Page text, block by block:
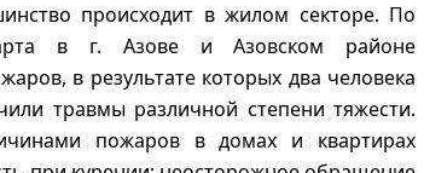
происходит в жилом секторе. По
в г. Азове и Азовском районе
в результате которых два человека
травмы различной степени тяжести.
пожаров в домах и квартирах